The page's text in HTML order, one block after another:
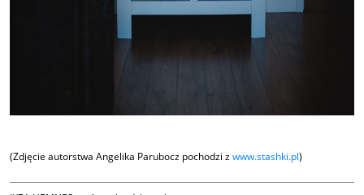
(Zdjęcie autorstwa Angelika Parubocz pochodzi zwww.stashki.pl)